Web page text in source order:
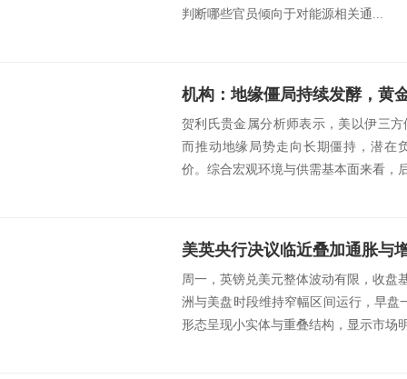
判断哪些官员倾向于对能源相关通...
机构：地缘僵局持续发酵，黄
贺利氏贵金属分析师表示，美以伊三
而推动地缘局势走向长期僵持，潜在
价。综合宏观环境与供需基本面来看，
周一，英镑兑美元整体波动有限，收盘
洲与美盘时段维持窄幅区间运行，早盘
形态呈现小实体与重叠结构，显示市场